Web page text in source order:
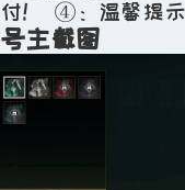
距包夜开始剩：5
温馨提示：不得
反将会扣除相应押
平台严禁向未成
付！ ④：温馨提
号主截图